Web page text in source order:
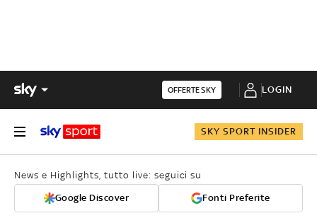
OFFERTE SKY LOGIN
SKY SPORT INSIDER
News e Highlights, tutto live: seguici su
Google Discover Fonti Preferite